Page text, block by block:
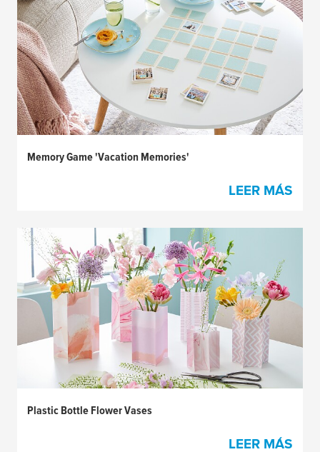
Memory Game 'Vacation Memories'
LEER MÁS
Plastic Bottle Flower Vases
LEER MÁS